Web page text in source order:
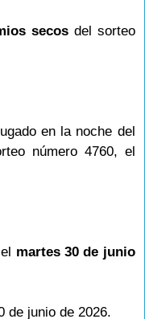
secosdel sorteo
en la noche del
número 4760, el
martes 30 de junio
de junio de 2026.